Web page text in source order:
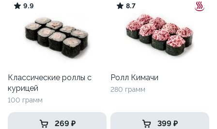
9.9
Классические роллы с
курицей
100 грамм
269 ₽
8.7
Ролл Кимачи
280 грамм
399 ₽